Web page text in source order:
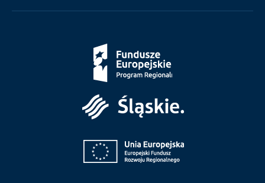
Fundusze
Europejskie
Europejska